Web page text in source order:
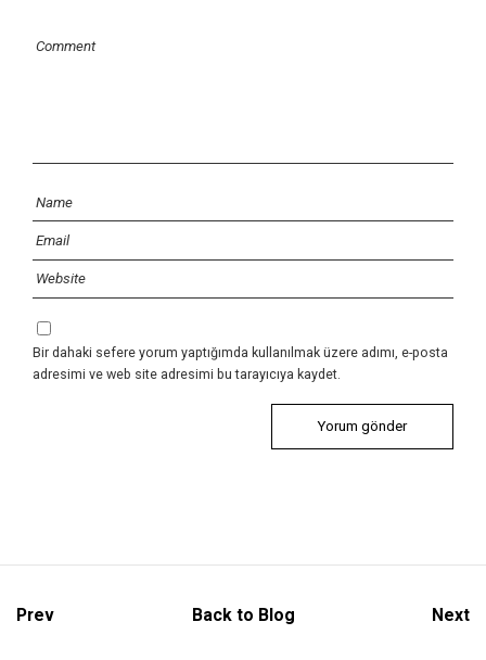
Bir dahaki sefere yorum yaptığımda kullanılmak üzere adımı, e-posta
adresimi ve web site adresimi bu tarayıcıya kaydet.
Prev Back to Blog Next